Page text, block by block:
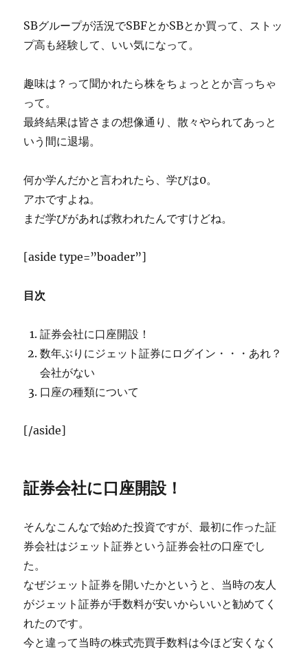
SBグループが活況でSBFとかSBとか買って、ストッ
プ高も経験して、いい気になって。
趣味は？って聞かれたら株をちょっととか言っちゃ
って。
最終結果は皆さまの想像通り、散々やられてあっと
いう間に退場。
何か学んだかと言われたら、学びは0。
アホですよね。
まだ学びがあれば救われたんですけどね。
[aside type=”boader”]
目次
証券会社に口座開設！
数年ぶりにジェット証券にログイン・・・あれ？
会社がない
口座の種類について
[/aside]
証券会社に口座開設！
そんなこんなで始めた投資ですが、最初に作った証
券会社はジェット証券という証券会社の口座でし
た。
なぜジェット証券を開いたかというと、当時の友人
がジェット証券が手数料が安いからいいと勧めてく
れたのです。
今と違って当時の株式売買手数料は今ほど安くなく